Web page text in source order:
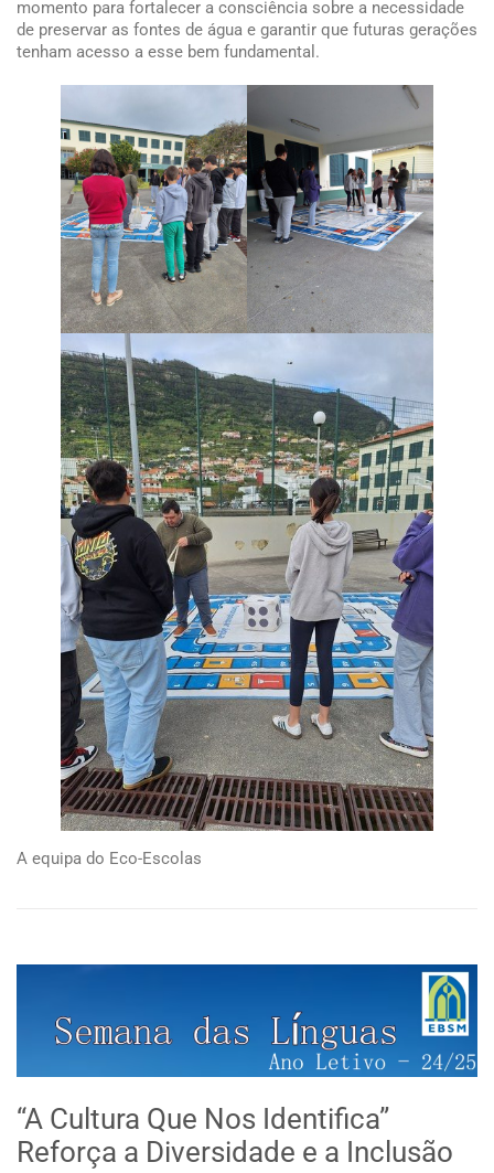
momento para fortalecer a consciência sobre a necessidade
de preservar as fontes de água e garantir que futuras gerações
tenham acesso a esse bem fundamental.
A equipa do Eco-Escolas
“A Cultura Que Nos Identifica”
Reforça a Diversidade e a Inclusão